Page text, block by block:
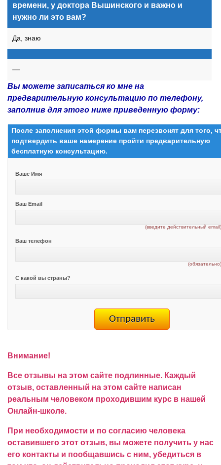
времени, у доктора Вышинского и важно и
нужно ли это вам?
Да, знаю
—
Вы можете записаться ко мне на
предварительную консультацию по телефону,
заполнив для этого ниже приведенную форму:
После заполнения этой формы вам перезвонят для того,
подтвердить ваше намерение пройти предварительную
бесплатную консультацию.
Ваше Имя
Ваш Email
(введите действительный
Ваш телефон
С какой вы страны?
Внимание!
Все отзывы на этом сайте подлинные. Каждый
отзыв, оставленный на этом сайте написан
реальным человеком проходившим курс в нашей
Онлайн-школе.
При необходимости и по согласию человека
оставившего этот отзыв, вы можете получить у нас
его контакты и пообщавшись с ним, убедиться в